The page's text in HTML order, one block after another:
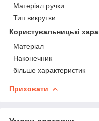
Матеріал ручки
Тип викрутки
Користувальницькі
Матеріал
Наконечник
більше характеристик
Приховати